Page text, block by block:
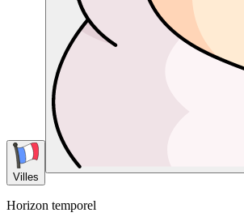
Villes
Horizon temporel